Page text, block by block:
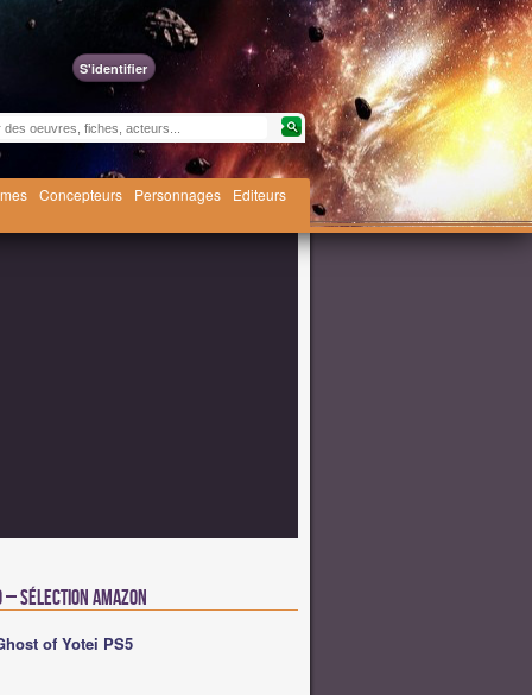
S'identifier
Concepteurs Personnages
Editeurs
– Sélection Amazon
of Yotei PS5